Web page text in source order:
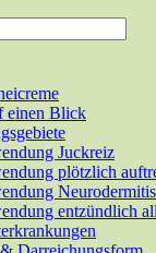
einen Blick
Juckreiz
plötzlich
Neurodermitis
entzündlich